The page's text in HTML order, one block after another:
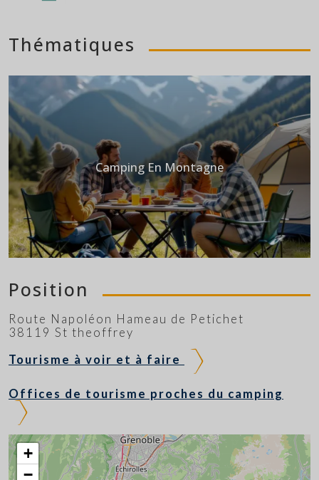
Thématiques
Camping En Montagne
Position
Route Napoléon Hameau de Petichet
38119 St theoffrey
Tourisme à voir et à faire
Offices de tourisme proches du camping
+
−